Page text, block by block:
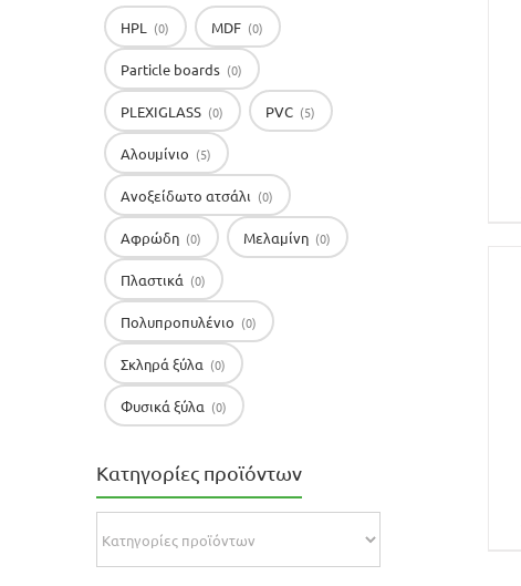
HPL (0) MDF (0)
Particle boards (0)
PLEXIGLASS (0) PVC (5)
Αλουμίνιο (5)
Ανοξείδωτο ατσάλι (0)
Αφρώδη (0) Μελαμίνη (0)
Πλαστικά (0)
Πολυπροπυλένιο (0)
Σκληρά ξύλα (0)
Φυσικά ξύλα (0)
Κατηγορίες προϊόντων